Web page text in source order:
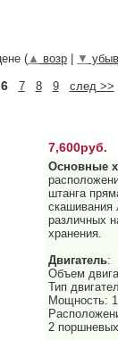
(▲ возр ▼ убыв
6 7 8 9 след >>
7,600руб.
Основные
штанга
скашивания
различных
хранения.
Двигатель:
Объем
Тип
Мощность:
2